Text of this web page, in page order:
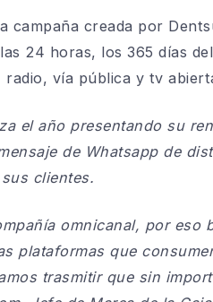
campaña creada por
24 horas, los 365 días
radio, vía pública y tv
el año presentando su
de Whatsapp de
clientes.
omnicanal, por
plataformas que
trasmitir que sin